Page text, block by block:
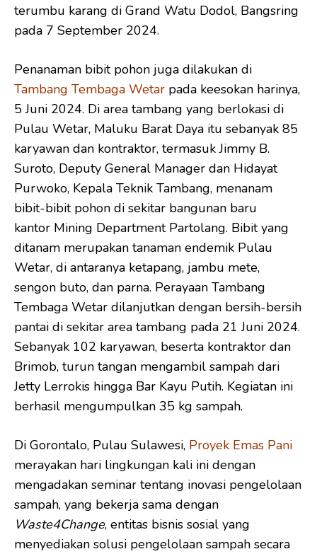
terumbu karang di Grand Watu Dodol, Bangsring
pada 7 September 2024.
Penanaman bibit pohon juga dilakukan di
Tambang Tembaga Wetar pada keesokan harinya,
5 Juni 2024. Di area tambang yang berlokasi di
Pulau Wetar, Maluku Barat Daya itu sebanyak 85
karyawan dan kontraktor, termasuk Jimmy B.
Suroto, Deputy General Manager dan Hidayat
Purwoko, Kepala Teknik Tambang, menanam
bibit-bibit pohon di sekitar bangunan baru
kantor Mining Department Partolang. Bibit yang
ditanam merupakan tanaman endemik Pulau
Wetar, di antaranya ketapang, jambu mete,
sengon buto, dan parna. Perayaan Tambang
Tembaga Wetar dilanjutkan dengan bersih-bersih
pantai di sekitar area tambang pada 21 Juni 2024.
Sebanyak 102 karyawan, beserta kontraktor dan
Brimob, turun tangan mengambil sampah dari
Jetty Lerrokis hingga Bar Kayu Putih. Kegiatan ini
berhasil mengumpulkan 35 kg sampah.
Di Gorontalo, Pulau Sulawesi, Proyek Emas Pani
merayakan hari lingkungan kali ini dengan
mengadakan seminar tentang inovasi pengelolaan
sampah, yang bekerja sama dengan
Waste4Change, entitas bisnis sosial yang
menyediakan solusi pengelolaan sampah secara